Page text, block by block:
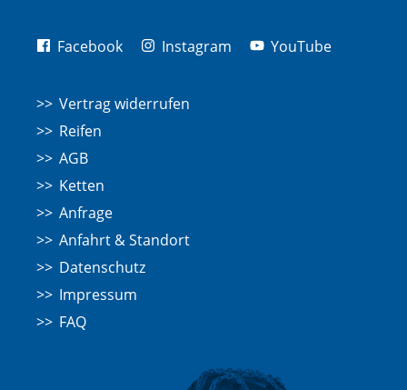
Facebook Instagram YouTube
Vertrag widerrufen
Reifen
AGB
Ketten
Anfrage
Anfahrt & Standort
Datenschutz
Impressum
FAQ